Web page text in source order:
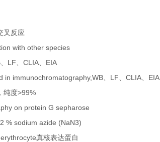
叉反应
with other species
LF、CLIA、EIA
in immunochromatography,WB、LF、CLIA、EIA
纯度>99%
on protein G sepharose
% sodium azide (NaN3)
真核表达蛋白